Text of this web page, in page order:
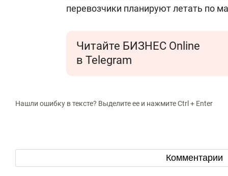
перевозчики планируют летать по
Читайте БИЗНЕС Online
в Telegram
Нашли ошибку в тексте? Выделите ее и нажмите Ctrl + Enter
Комментарии